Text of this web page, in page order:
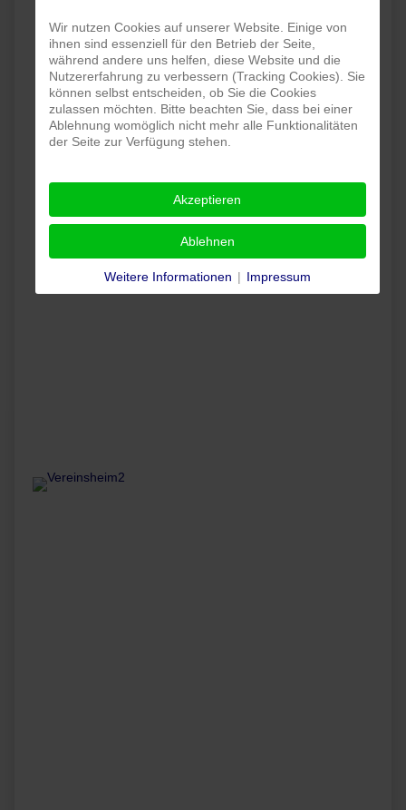
Wir nutzen Cookies auf unserer Website. Einige von
ihnen sind essenziell für den Betrieb der Seite,
während andere uns helfen, diese Website und die
Nutzererfahrung zu verbessern (Tracking Cookies). Sie
können selbst entscheiden, ob Sie die Cookies
zulassen möchten. Bitte beachten Sie, dass bei einer
Ablehnung womöglich nicht mehr alle Funktionalitäten
der Seite zur Verfügung stehen.
Akzeptieren
Ablehnen
Weitere Informationen | Impressum